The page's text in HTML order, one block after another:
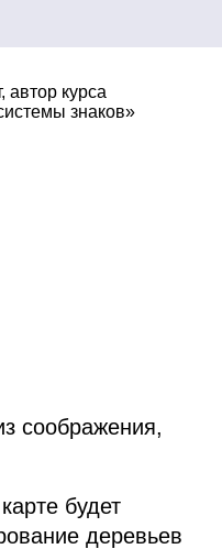
автор курса
знаков»
соображения,
будет
деревьев